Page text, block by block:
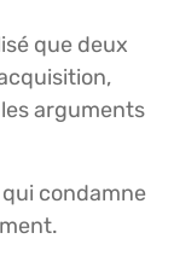
que deux
arguments
condamne